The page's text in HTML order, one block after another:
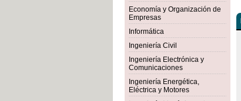
Economía y Organización de
Empresas
Informática
Ingeniería Civil
Ingeniería Electrónica y
Comunicaciones
Ingeniería Energética,
Eléctrica y Motores